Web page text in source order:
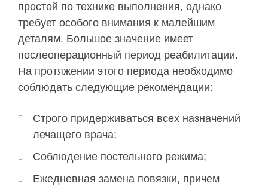
простой по технике выполнения, однако
требует особого внимания к малейшим
деталям. Большое значение имеет
послеоперационный период реабилитации.
На протяжении этого периода необходимо
соблюдать следующие рекомендации:
Строго придерживаться всех назначений
лечащего врача;
Соблюдение постельного режима;
Ежедневная замена повязки, причем